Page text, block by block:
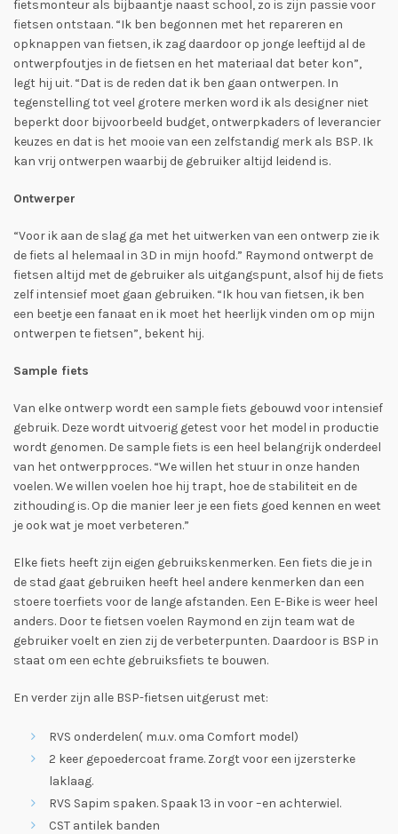
fietsmonteur als bijbaantje naast school, zo is zijn passie voor
fietsen ontstaan. “Ik ben begonnen met het repareren en
opknappen van fietsen, ik zag daardoor op jonge leeftijd al de
ontwerpfoutjes in de fietsen en het materiaal dat beter kon”,
legt hij uit. “Dat is de reden dat ik ben gaan ontwerpen. In
tegenstelling tot veel grotere merken word ik als designer niet
beperkt door bijvoorbeeld budget, ontwerpkaders of leverancier
keuzes en dat is het mooie van een zelfstandig merk als BSP. Ik
kan vrij ontwerpen waarbij de gebruiker altijd leidend is.
Ontwerper
“Voor ik aan de slag ga met het uitwerken van een ontwerp zie ik
de fiets al helemaal in 3D in mijn hoofd.” Raymond ontwerpt de
fietsen altijd met de gebruiker als uitgangspunt, alsof hij de fiets
zelf intensief moet gaan gebruiken. “Ik hou van fietsen, ik ben
een beetje een fanaat en ik moet het heerlijk vinden om op mijn
ontwerpen te fietsen”, bekent hij.
Sample fiets
Van elke ontwerp wordt een sample fiets gebouwd voor intensief
gebruik. Deze wordt uitvoerig getest voor het model in productie
wordt genomen. De sample fiets is een heel belangrijk onderdeel
van het ontwerpproces. “We willen het stuur in onze handen
voelen. We willen voelen hoe hij trapt, hoe de stabiliteit en de
zithouding is. Op die manier leer je een fiets goed kennen en weet
je ook wat je moet verbeteren.”
Elke fiets heeft zijn eigen gebruikskenmerken. Een fiets die je in
de stad gaat gebruiken heeft heel andere kenmerken dan een
stoere toerfiets voor de lange afstanden. Een E-Bike is weer heel
anders. Door te fietsen voelen Raymond en zijn team wat de
gebruiker voelt en zien zij de verbeterpunten. Daardoor is BSP in
staat om een echte gebruiksfiets te bouwen.
En verder zijn alle BSP-fietsen uitgerust met:
RVS onderdelen( m.u.v. oma Comfort model)
2 keer gepoedercoat frame. Zorgt voor een ijzersterke
laklaag.
RVS Sapim spaken. Spaak 13 in voor –en achterwiel.
CST antilek banden